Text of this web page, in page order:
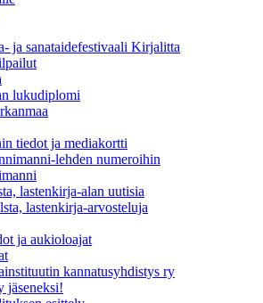
ja sanataidefestivaali Kirjalitta
lukudiplomi
tiedot ja mediakortti
lehden numeroihin
lastenkirja-alan uutisia
lastenkirja-arvosteluja
ja aukioloajat
kannatusyhdistys ry
jäseneksi!